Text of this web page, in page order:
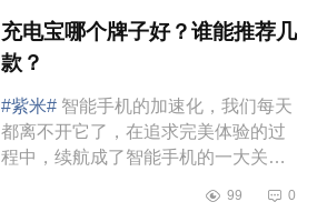
充电宝哪个牌子好？谁能推荐几
款？
#紫米# 智能手机的加速化，我们每天
都离不开它了，在追求完美体验的过
程中，续航成了智能手机的一大关键
天都要充电，外出都会面临没电...
99 0